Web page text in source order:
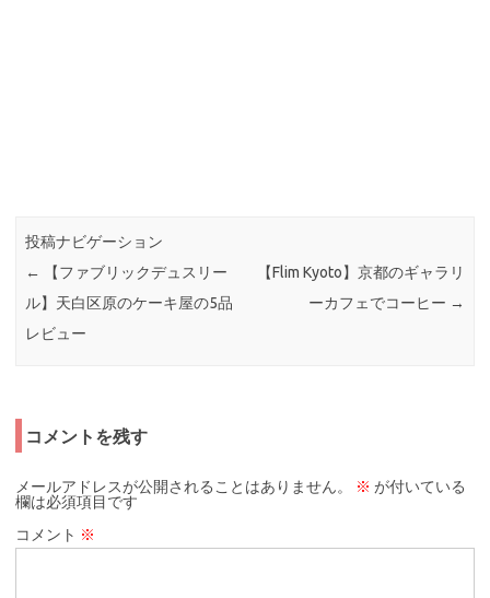
投稿ナビゲーション
←
【ファブリックデュスリー
ル】天白区原のケーキ屋の5品
レビュー
【Flim Kyoto】京都のギャラリ
ーカフェでコーヒー →
コメントを残す
メールアドレスが公開されることはありません。 ※ が付いている
欄は必須項目です
コメント ※